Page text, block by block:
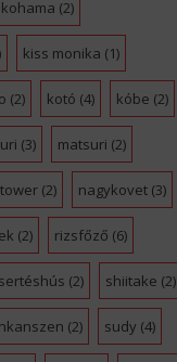
(2)
kiss monika (1)
(2) kotó (4) kóbe (2)
(3) matsuri (2)
(2) nagykovet(3)
(2) rizsfőző (6)
sertéshús (2) shiitake (2)
(2) sudy (4)